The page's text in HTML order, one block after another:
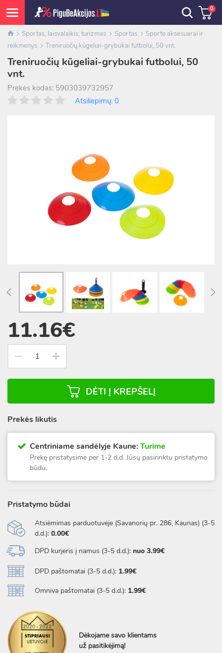
0
Sportas, laisvalaikis, turizmas Sportas
Sporto aksesuarai ir
reikmenys
Treniruočių kūgeliai-grybukai futbolui, 50 vnt.
Treniruočių kūgeliai-grybukai futbolui, 50
vnt.
Prekės kodas: 5903039732957
Atsiliepimų: 0
11.16€
DĖTI Į KREPŠELĮ
Prekės likutis
Centriniame sandėlyje Kaune: Turime
Prekę pristatysime per 1-2 d.d. Jūsų pasirinktu pristatymo
būdu.
Pristatymo būdai
Atsiėmimas parduotuvėje (Savanorių pr. 286, Kaunas) (3-5
d.d.): 0.00€
DPD kurjeris į namus (3-5 d.d.): nuo 3.99€
DPD paštomatai (3-5 d.d.): 1.99€
Omniva paštomatai (3-5 d.d.): 1.99€
Dėkojame savo klientams
už pasitikėjimą!